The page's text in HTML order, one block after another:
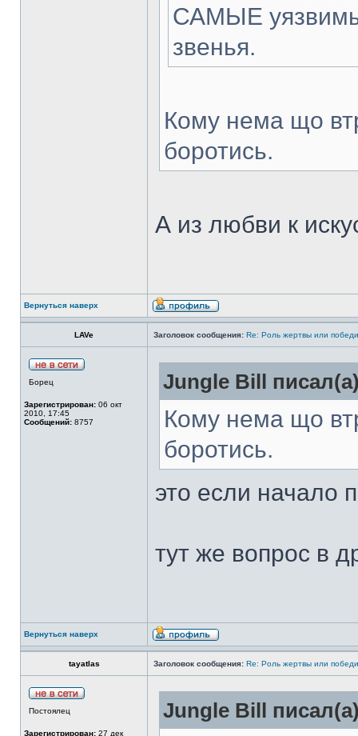
САМЫЕ
звенья.
Кому нема що
боротись.
А из любви к
Вернуться наверх
LAVe Заголовок сообщения: Re: Роль жертвы или
Борец
Зарегистрирован: 06 окт
2010, 17:45
Сообщений: 8757
Jungle Bill
Кому нема що
боротись.
это если начало
тут же вопрос в
Вернуться наверх
tayatlas Заголовок сообщения: Re: Роль жертвы или
Постоялец
Зарегистрирован: 27 дек
Jungle Bill